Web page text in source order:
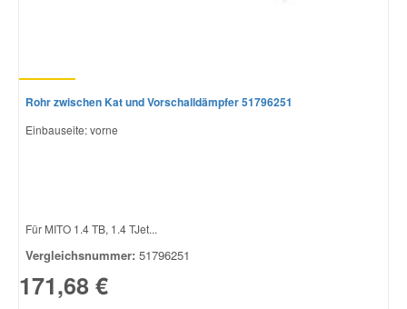
Rohr zwischen Kat und Vorschalldämpfer 51796251
Einbauseite: vorne
Für MITO 1.4 TB, 1.4 TJet...
Vergleichsnummer: 51796251
171,68 €